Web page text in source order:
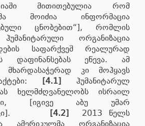
მითითებულია რომ
მოიძია ინფორმაცია
ცნობებით“], რომლის
ორგანიზაცია
საფარქვეშ რეალურად
დაფინანსებას ეწევა. ამ
მხარდასაჭერად კი მოჰყავს
[4.1]
ჰუმანიტარულ
ხელმძღვანელობს ისრაილ
[იგივე აბუ უმარ
[4.2]
2013 წელს
ამერიკულმა ორგანიზაცია